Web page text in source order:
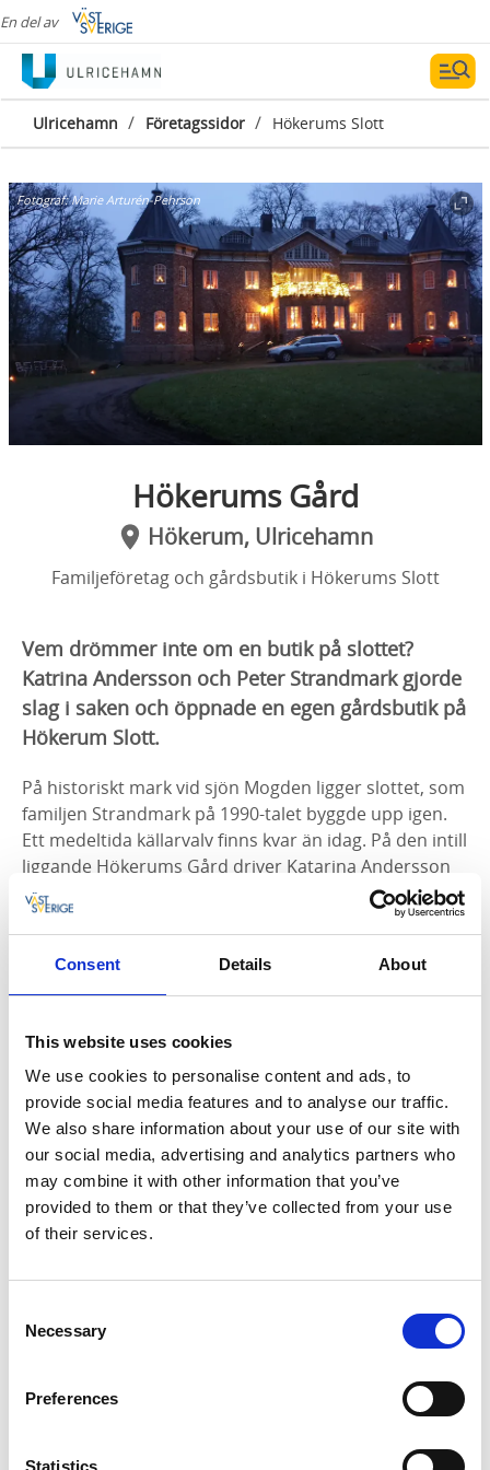
Consent Details About
This website uses cookies
We use cookies to personalise content and ads, to
provide social media features and to analyse our traffic.
We also share information about your use of our site with
our social media, advertising and analytics partners who
may combine it with other information that you’ve
provided to them or that they’ve collected from your use
of their services.
Selection
Necessary
Preferences
Statistics
En del av
Ulricehamn / Företagssidor / Hökerums Slott
Fotograf:Marie Arturén-Pehrson
Hökerums Gård
Hökerum, Ulricehamn
Familjeföretag och gårdsbutik i Hökerums Slott
Vem drömmer inte om en butik på slottet?
Katrina Andersson och Peter Strandmark gjorde
slag i saken och öppnade en egen gårdsbutik på
Hökerum Slott.
På historiskt mark vid sjön Mogden ligger slottet, som
familjen Strandmark på 1990-talet byggde upp igen.
Ett medeltida källarvalv finns kvar än idag. På den intill
liggande Hökerums Gård driver Katarina Andersson
och Peter Strandmark lantbruk med nötkreatur och
höns. Idag driver de även en gårdsbutik i slottet.
Närproducerade råvaror i medeltidsslott
I slottet liggergårdsbutiken. Här säljs egna och andra
must, mjöl m m. Vanligtvis har butiken öppet på
lördagar 11.00-15.00, men för aktuella tider besök
Hökerums Slott hemsida eller facebook.
Katrina och Peter som är vana att sälja på Rekoringar
ville prova att öppna en egen butik och sälja på en
mer permanent plats. De tyckte också det var roligt
att öppna slottet för folk som aldrig tidigare fått se
mogden.
Om Hökerums Gård
Hökkerums Gård ett familjeföretag som värnar om
öppna landskap och biologiskt mångfald. De har
Skottland. På sommaren betar djuren ute på de stora